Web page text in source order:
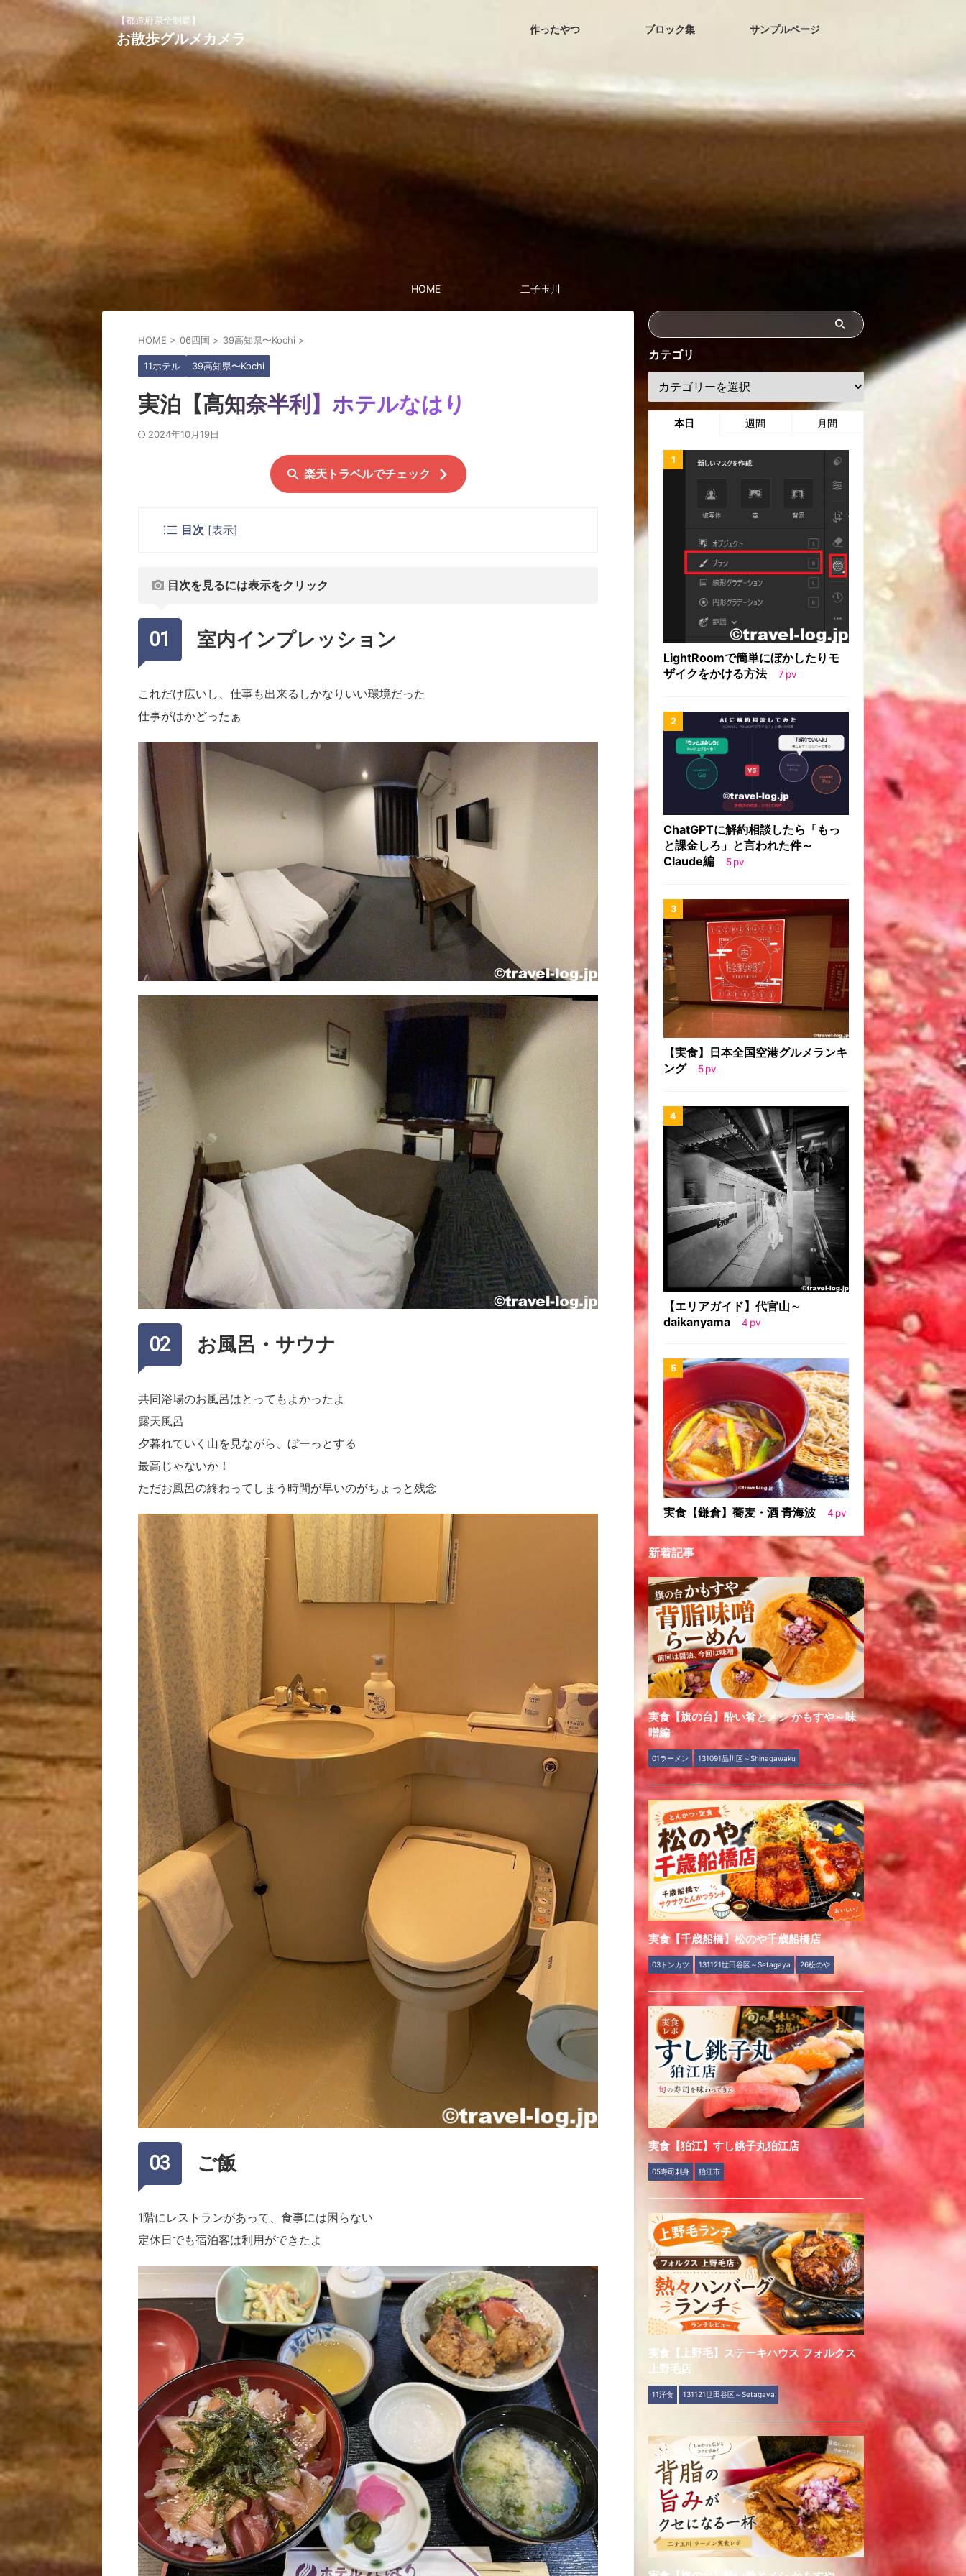
【都道府県全制覇】
お散歩グルメカメラ
作ったやつ ブロック集 サンプルページ
HOME 二子玉川
HOME > 06四国 > 39高知県〜Kochi >
11ホテル 39高知県〜Kochi
実泊【高知奈半利】ホテルなはり
2024年10月19日
楽天トラベルでチェック
目次 [表示]
目次を見るには表示をクリック
室内インプレッション
これだけ広いし、仕事も出来るしかなりいい環境だった
仕事がはかどったぁ
お風呂・サウナ
共同浴場のお風呂はとってもよかったよ
露天風呂
夕暮れていく山を見ながら、ぼーっとする
最高じゃないか！
ただお風呂の終わってしまう時間が早いのがちょっと残念
ご飯
1階にレストランがあって、食事には困らない
定休日でも宿泊客は利用ができたよ
カテゴリ
本日 週間 月間
LightRoomで簡単にぼかしたりモ
ザイクをかける方法
7 pv
ChatGPTに解約相談したら「もっ
と課金しろ」と言われた件～
Claude編
5pv
【実食】日本全国空港グルメランキ
ング
5pv
【エリアガイド】代官山～
daikanyama
4 pv
実食【鎌倉】蕎麦・酒 青海波 4 pv
新着記事
実食【旗の台】酔い肴とメシ かもすや～味
噌編
01ラーメン 131091品川区～Shinagawaku
実食【千歳船橋】松のや千歳船橋店
03トンカツ 131121世田谷区～Setagaya 26松のや
実食【狛江】すし銚子丸狛江店
05寿司刺身 狛江市
実食【上野毛】ステーキハウス フォルクス
上野毛店
11洋食 131121世田谷区～Setagaya